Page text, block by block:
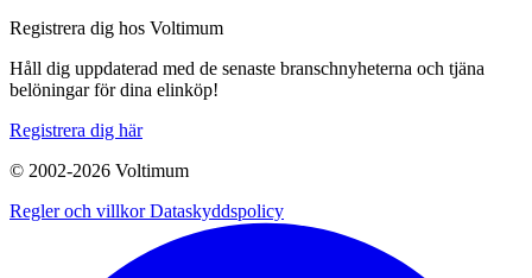
Registrera dig hos Voltimum
Håll dig uppdaterad med de senaste branschnyheterna och tjäna
belöningar för dina elinköp!
Registrera dig här
© 2002-2026 Voltimum
Regler och villkorDataskyddspolicy